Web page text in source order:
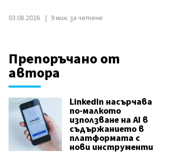
03.08.2026 9 мин. за четене
Препоръчано от
автора
LinkedIn насърчава
по-малкото
използване на AI в
съдържанието в
платформата с
нови инструменти